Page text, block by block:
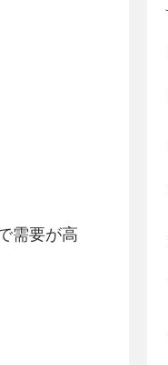
需要が高